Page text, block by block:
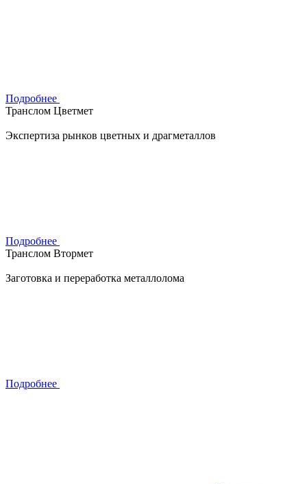
Подробнее
Транслом Цветмет
Экспертиза рынков цветных и драгметаллов
Подробнее
Транслом Втормет
Заготовка и переработка металлолома
Подробнее